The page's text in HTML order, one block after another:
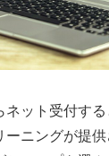
ネット受付す
ーニングが提